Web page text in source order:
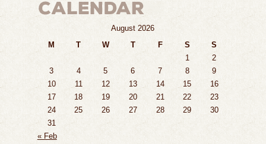
August 2026
M
T W T F S
S
1
2
3
4 5 6 7 8
9
10
11 12 13 14 15
16
17
18 19 20 21 22
23
24
25 26 27 28 29
30
31
« Feb